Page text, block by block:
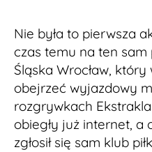
Nie była to pierwsza
czas temu na ten sam
Śląska Wrocław, który
obejrzeć wyjazdowy
rozgrywkach
obiegły już internet, a
zgłosił się sam klub